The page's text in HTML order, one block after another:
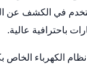
في الكشف عن
باحترافية عالية.
الكهرباء الخاص